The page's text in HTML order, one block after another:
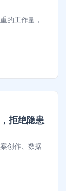
的工作量，
拒绝隐患
创作、数据